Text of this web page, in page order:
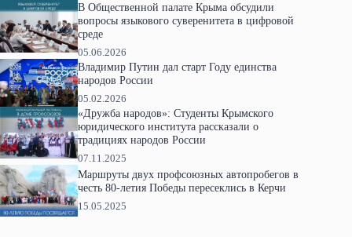
В Общественной палате Крыма обсудили
вопросы языкового суверенитета в цифровой
среде
05.06.2026
Владимир Путин дал старт Году единства
народов России
05.02.2026
«Дружба народов»: Студенты Крымского
юридического института рассказали о
традициях народов России
07.11.2025
Маршруты двух профсоюзных автопробегов в
честь 80-летия Победы пересеклись в Керчи
15.05.2025